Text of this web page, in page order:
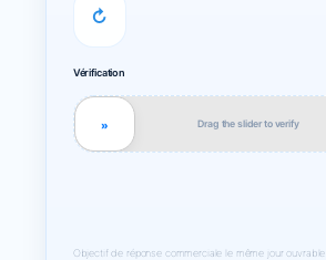
↻
Vérification
Drag the slider to verify
»
Objectif de réponse commerciale le même jour ouvrable.